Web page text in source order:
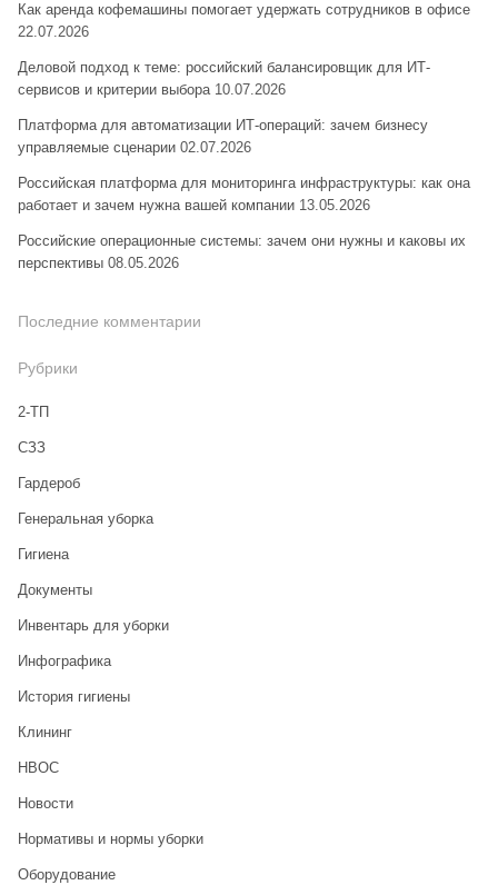
Как аренда кофемашины помогает удержать сотрудников в офисе
22.07.2026
Деловой подход к теме: российский балансировщик для ИТ-
сервисов и критерии выбора 10.07.2026
Платформа для автоматизации ИТ-операций: зачем бизнесу
управляемые сценарии 02.07.2026
Российская платформа для мониторинга инфраструктуры: как она
работает и зачем нужна вашей компании 13.05.2026
Российские операционные системы: зачем они нужны и каковы их
перспективы 08.05.2026
Последние комментарии
Рубрики
2-ТП
CЗЗ
Гардероб
Генеральная уборка
Гигиена
Документы
Инвентарь для уборки
Инфографика
История гигиены
Клининг
НВОС
Новости
Нормативы и нормы уборки
Оборудование